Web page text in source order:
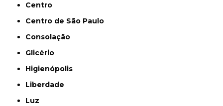
Centro
Centro de São Paulo
Consolação
Glicério
Higienópolis
Liberdade
Luz